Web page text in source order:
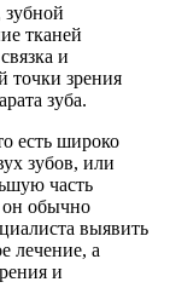
тканей
и
точки зрения
зуба.
есть широко
зубов, или
часть
он обычно
выявить
лечение, а
и